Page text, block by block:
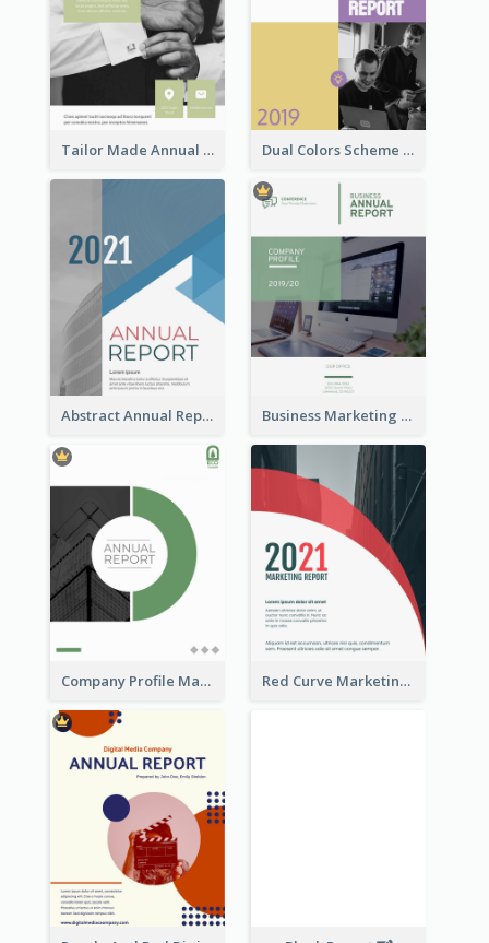
Tailor Made Annual Report Dual Colors Scheme Annual Report
Abstract Annual Report Business Marketing Reports
Company Profile Marketing Reports Red Curve Marketing Reports